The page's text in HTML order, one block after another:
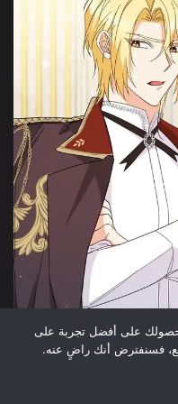
حصولك على أفضل تجربة على
فسنفترض أنك راضٍ عنه.